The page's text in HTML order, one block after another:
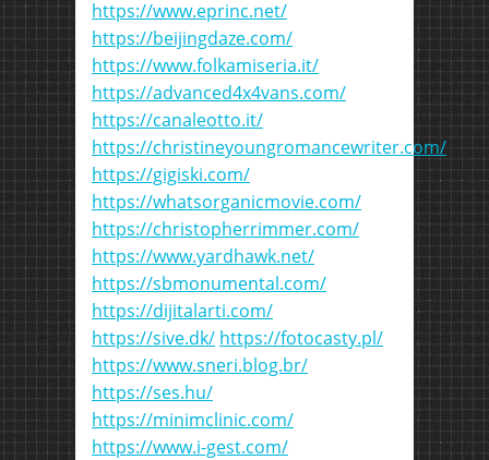
https://www.eprinc.net/
https://beijingdaze.com/
https://www.folkamiseria.it/
https://advanced4x4vans.com/
https://canaleotto.it/
https://christineyoungromancewriter.com/
https://gigiski.com/
https://whatsorganicmovie.com/
https://christopherrimmer.com/
https://www.yardhawk.net/
https://sbmonumental.com/
https://dijitalarti.com/
https://sive.dk/ https://fotocasty.pl/
https://www.sneri.blog.br/
https://ses.hu/
https://minimclinic.com/
https://www.i-gest.com/